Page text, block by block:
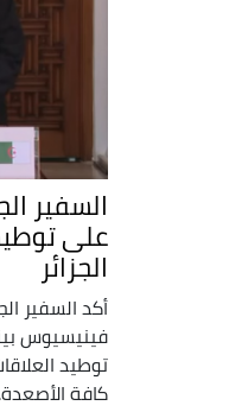
السفير
على
الجزائر
أكد السفير
فينيسيوس
توطيد
كافة